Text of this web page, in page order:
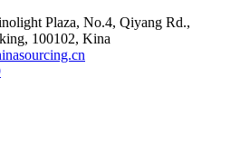
Plaza, No.4, Qiyang Rd.,
100102, Kina